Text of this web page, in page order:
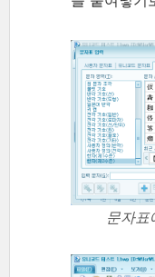
문자